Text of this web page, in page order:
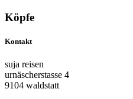
Köpfe
Kontakt
suja reisen
urnäscherstasse 4
9104 waldstatt